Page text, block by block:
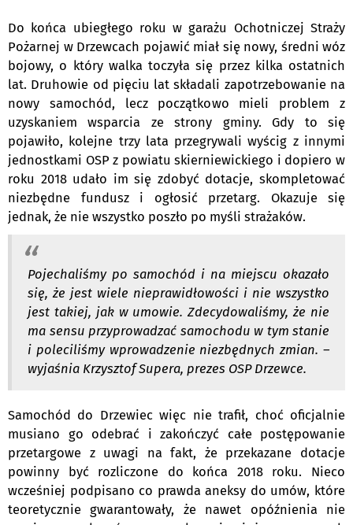
Do końca ubiegłego roku w garażu Ochotniczej Straży
Pożarnej w Drzewcach pojawić miał się nowy, średni wóz
bojowy, o który walka toczyła się przez kilka ostatnich
lat. Druhowie od pięciu lat składali zapotrzebowanie na
nowy samochód, lecz początkowo mieli problem z
uzyskaniem wsparcia ze strony gminy. Gdy to się
pojawiło, kolejne trzy lata przegrywali wyścig z innymi
jednostkami OSP z powiatu skierniewickiego i dopiero w
roku 2018 udało im się zdobyć dotacje, skompletować
niezbędne fundusz i ogłosić przetarg. Okazuje się
jednak, że nie wszystko poszło po myśli strażaków.
Pojechaliśmy po samochód i na miejscu okazało
się, że jest wiele nieprawidłowości i nie wszystko
jest takiej, jak w umowie. Zdecydowaliśmy, że nie
ma sensu przyprowadzać samochodu w tym stanie
i poleciliśmy wprowadzenie niezbędnych zmian. –
wyjaśnia Krzysztof Supera, prezes OSP Drzewce.
Samochód do Drzewiec więc nie trafił, choć oficjalnie
musiano go odebrać i zakończyć całe postępowanie
przetargowe z uwagi na fakt, że przekazane dotacje
powinny być rozliczone do końca 2018 roku. Nieco
wcześniej podpisano co prawda aneksy do umów, które
teoretycznie gwarantowały, że nawet opóźnienia nie